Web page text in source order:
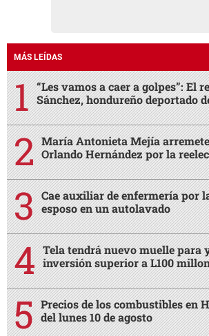
MÁS LEÍDAS
“Les vamos a caer a golpes”: El
Sánchez, hondureño deportado
María Antonieta Mejía
Orlando Hernández por la
Cae auxiliar de enfermería por
esposo en un autolavado
Tela tendrá nuevo muelle para
inversión superior a L100
Precios de los combustibles en
del lunes 10 de agosto